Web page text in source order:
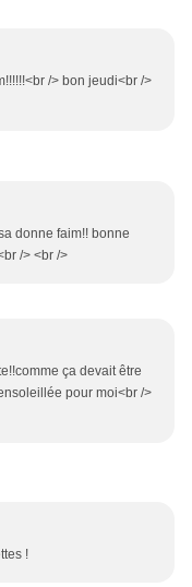
/> bon jeudi<br />
donne faim!! bonne
/> <br />
ça devait être
pour moi<br />
!